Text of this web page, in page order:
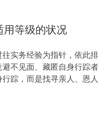
用等级的状况
实务经验为指针，依此
不见面、藏匿自身行踪
踪，而是找寻亲人、恩